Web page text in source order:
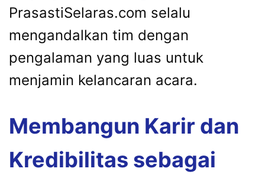
PrasastiSelaras.com selalu
mengandalkan tim dengan
pengalaman yang luas untuk
menjamin kelancaran acara.
Membangun Karir dan
Kredibilitas sebagai